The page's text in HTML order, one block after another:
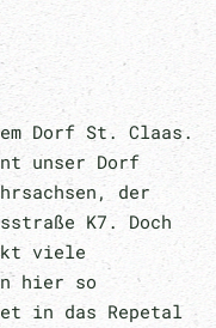
Dorf St. Claas.
unser Dorf
der
K7. Doch
viele
hier so
in das Repetal